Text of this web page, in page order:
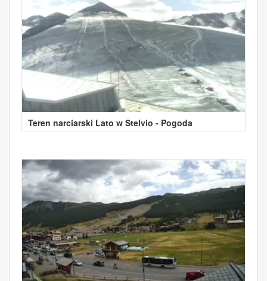
Teren narciarski Lato w Stelvio - Pogoda